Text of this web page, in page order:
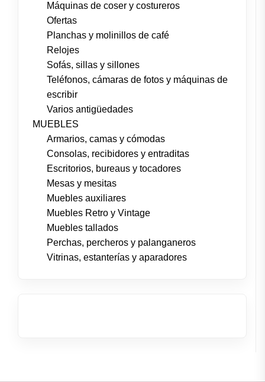
Máquinas de coser y costureros
Ofertas
Planchas y molinillos de café
Relojes
Sofás, sillas y sillones
Teléfonos, cámaras de fotos y máquinas de
escribir
Varios antigüedades
MUEBLES
Armarios, camas y cómodas
Consolas, recibidores y entraditas
Escritorios, bureaus y tocadores
Mesas y mesitas
Muebles auxiliares
Muebles Retro y Vintage
Muebles tallados
Perchas, percheros y palanganeros
Vitrinas, estanterías y aparadores